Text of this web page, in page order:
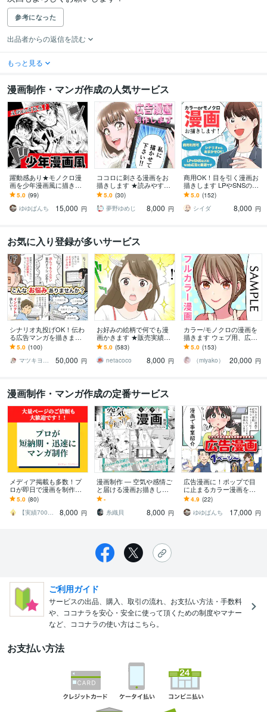
参考になった
出品者からの返信を読む
もっと見る
漫画制作・マンガ作成の人気サービス
躍動感あり★モノクロ漫
画を少年漫画風に描きま
す 受賞歴あり！躍動感が
得意です！オリジナル漫
画を作りませんか？
5.0 (99)
ゆゆぱんち
15,000 円
ココロに刺さる漫画をお
描きします ★読みやす
い！分かりやすい！目に
留まる漫画をお描きしま
す！★
5.0 (30)
夢野ゆめじ
8,000 円
商用OK！目を引く漫画お
描きします LPやSNSの広
告からエッセイ、youtube
など幅広く対応
5.0 (152)
シイダ
8,000 円
お気に入り登録が多いサービス
シナリオ丸投げOK！伝わ
る広告マンガを描きます
特許庁広報誌・医療機関
での制作経験あり。手描
きで丁寧に
5.0 (100)
マツキヨコ＠広告マンガ家
50,000 円
お好みの絵柄で何でも漫
画かきます ★販売実績・
レビュー500件超★
5.0 (583)
netacoco
8,000 円
カラー/モノクロの漫画を
描きます ウェブ用、広告
用、記念漫画など何でも
ご相談下さい！
5.0 (153)
（miyako）
20,000 円
漫画制作・マンガ作成の定番サービス
メディア掲載も多数！プ
ロが即日で漫画を制作し
ます 早い迅速納品！1ペー
ジから大量まで歓迎！コ
コナラ限定価格！
5.0 (80)
【実績700件】ネイチャーコンテンツ
8,000 円
漫画制作 ― 空気や感情ご
と届ける漫画お描きしま
す 文章や出来事を、時間
と感情の流れを持つ体験
へお仕立てします
-
糸織貝
8,000 円
広告漫画に！ポップで目
に止まるカラー漫画を描
きます 読んでもらいやす
い漫画をお届け！事業説
明・会社紹介などに！
4.9 (22)
ゆゆぱんち
17,000 円
ご利用ガイド
サービスの出品、購入、取引の流れ、お支払い方法・手数料
や、ココナラを安心・安全に使って頂くための制度やマナー
など、ココナラの使い方はこちら。
お支払い方法